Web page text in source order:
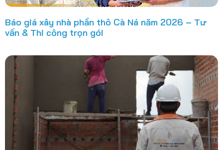
Báo giá xây nhà phần thô Cà Ná năm 2026 – Tư
vấn & Thi công trọn gói